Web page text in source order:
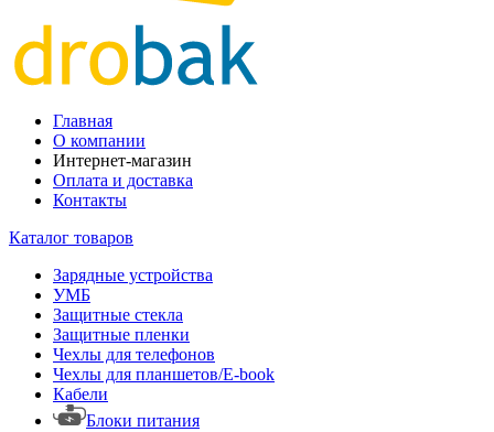
Главная
О компании
Интернет-магазин
Оплата и доставка
Контакты
Каталог товаров
Зарядные устройства
УМБ
Защитные стекла
Защитные пленки
Чехлы для телефонов
Чехлы для планшетов/E-book
Кабели
Блоки питания